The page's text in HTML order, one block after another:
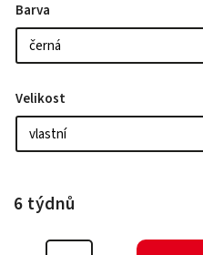
Barva
Velikost
6 týdnů